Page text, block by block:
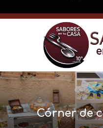
Córner de